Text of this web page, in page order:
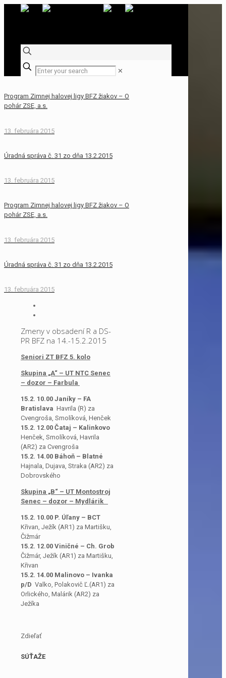
✕
Program Zimnej halovej ligy BFZ žiakov – O
pohár ZSE, a.s.
13. februára 2015
Úradná správa č. 31 zo dňa 13.2.2015
13. februára 2015
Program Zimnej halovej ligy BFZ žiakov – O
pohár ZSE, a.s.
13. februára 2015
Úradná správa č. 31 zo dňa 13.2.2015
13. februára 2015
Zmeny v obsadení R a DS-
PR BFZ na 14.-15.2.2015
Seniori ZT BFZ 5. kolo
Skupina „A“ – UT NTC Senec
– dozor – Farbula
15.2. 10.00 Janíky – FA
Bratislava Havrila (R) za
Cvengroša, Smolíková, Henček
15.2. 12.00 Čataj – Kalinkovo
Henček, Smolíková, Havrila
(AR2) za Cvengroša
15.2. 14.00 Báhoň – Blatné
Hajnala, Dujava, Straka (AR2) za
Dobrovského
Skupina „B“ – UT Montostroj
Senec – dozor – Mydlárik
15.2. 10.00 P. Úľany – BCT
Křivan, Ježík (AR1) za Martišku,
Čižmár
15.2. 12.00 Viničné – Ch. Grob
Čižmár, Ježík (AR1) za Martišku,
Křivan
15.2. 14.00 Malinovo – Ivanka
p/D Valko, Polakovič Ľ.(AR1) za
Orlického, Malárik (AR2) za
Ježíka
Zdieľať
SÚŤAŽE